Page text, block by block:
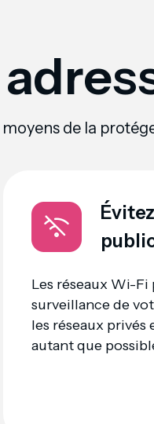
de la
Les réseaux Wi-
surveillance de
les réseaux privés
autant que